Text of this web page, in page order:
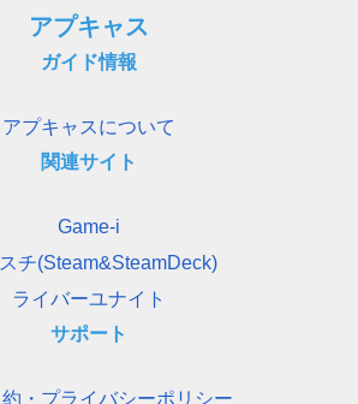
アプキャス
ガイド情報
アプキャスについて
関連サイト
Game-i
チ(Steam&SteamDeck)
ライバーユナイト
サポート
・プライバシーポリシー